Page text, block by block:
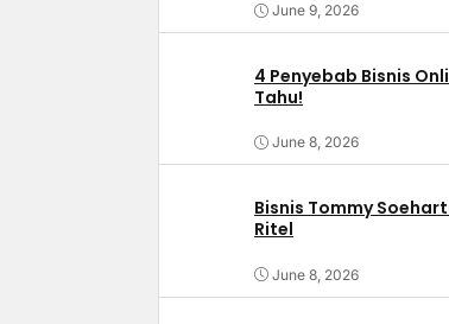
June 9, 2026
4 Penyebab Bisnis
Tahu!
June 8, 2026
Bisnis Tommy
Ritel
June 8, 2026